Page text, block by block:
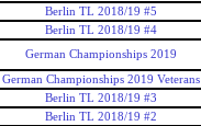
Berlin TL 2018/19 #5
Berlin TL 2018/19 #4
German Championships 2019
German Championships 2019 Veterans
Berlin TL 2018/19 #3
Berlin TL 2018/19 #2